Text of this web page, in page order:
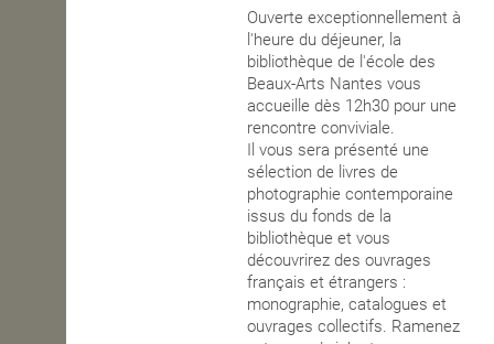
Ouverte exceptionnellement à
l'heure du déjeuner, la
bibliothèque de l'école des
Beaux-Arts Nantes vous
accueille dès 12h30 pour une
rencontre conviviale.
Il vous sera présenté une
sélection de livres de
photographie contemporaine
issus du fonds de la
bibliothèque et vous
découvrirez des ouvrages
français et étrangers :
monographie, catalogues et
ouvrages collectifs. Ramenez